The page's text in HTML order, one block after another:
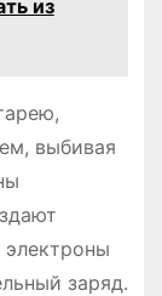
из
выбивая
электроны
заряд.